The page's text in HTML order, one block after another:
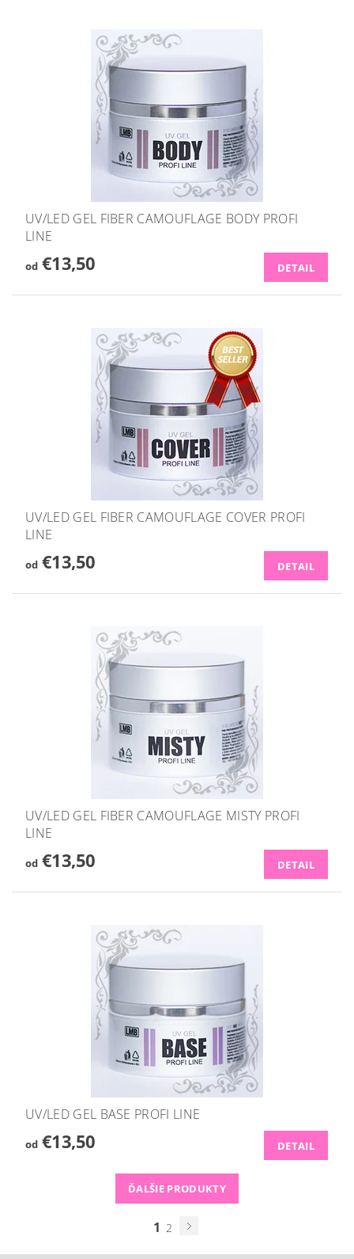
UV/LED GEL FIBER CAMOUFLAGE BODY PROFI
LINE
od€13,50 DETAIL
UV/LED GEL FIBER CAMOUFLAGE COVER PROFI
LINE
od€13,50 DETAIL
UV/LED GEL FIBER CAMOUFLAGE MISTY PROFI
LINE
od€13,50 DETAIL
UV/LED GEL BASE PROFI LINE
od€13,50 DETAIL
ĎALŠIE PRODUKTY
1 2